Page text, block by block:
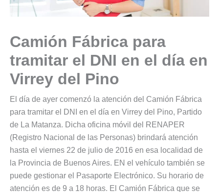
Camión Fábrica para
tramitar el DNI en el día en
Virrey del Pino
El día de ayer comenzó la atención del Camión Fábrica
para tramitar el DNI en el día en Virrey del Pino, Partido
de La Matanza. Dicha oficina móvil del RENAPER
(Registro Nacional de las Personas) brindará atención
hasta el viernes 22 de julio de 2016 en esa localidad de
la Provincia de Buenos Aires. EN el vehículo también se
puede gestionar el Pasaporte Electrónico. Su horario de
atención es de 9 a 18 horas. El Camión Fábrica que se